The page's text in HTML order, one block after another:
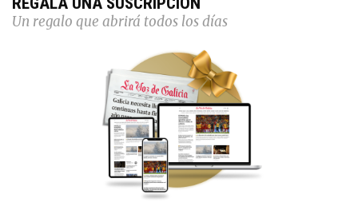
Un regalo que abrirá todos los días